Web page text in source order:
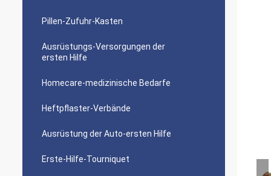
Pillen-Zufuhr-Kasten
Ausrüstungs-Versorgungen der
ersten Hilfe
Homecare-medizinische Bedarfe
Heftpflaster-Verbände
Ausrüstung der Auto-ersten Hilfe
Erste-Hilfe-Tourniquet